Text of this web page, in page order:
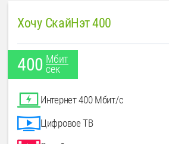
Хочу СкайНэт 400
400 Мбит
сек
Интернет 400 Мбит/с
Цифровое ТВ